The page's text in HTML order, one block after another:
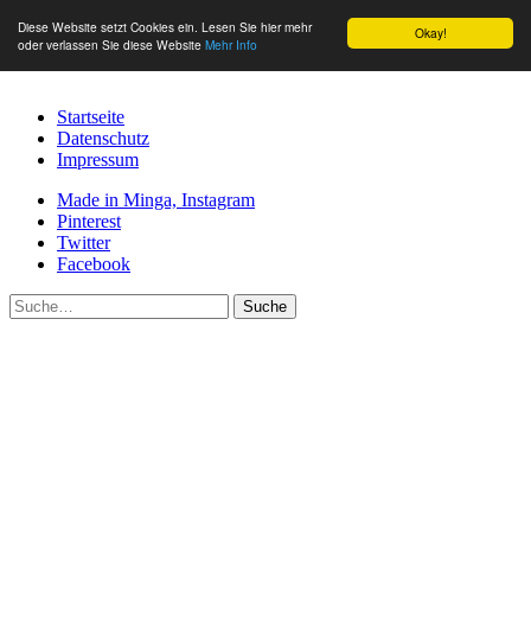
Okay!
Diese Website setzt Cookies ein. Lesen Sie hier mehr
oder verlassen Sie diese Website Mehr Info
Startseite
Datenschutz
Impressum
Made in Minga, Instagram
Pinterest
Twitter
Facebook
Suche